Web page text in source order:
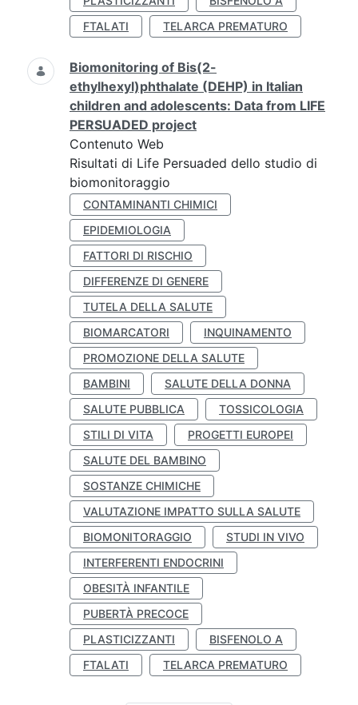
FTALATI
TELARCA PREMATURO
Biomonitoring of Bis(2-
ethylhexyl)phthalate (DEHP) in Italian
children and adolescents: Data from LIFE
PERSUADED project
Contenuto Web
Risultati di Life Persuaded dello studio di
biomonitoraggio
CONTAMINANTI CHIMICI
EPIDEMIOLOGIA
FATTORI DI RISCHIO
DIFFERENZE DI GENERE
TUTELA DELLA SALUTE
BIOMARCATORI
INQUINAMENTO
PROMOZIONE DELLA SALUTE
BAMBINI
SALUTE DELLA DONNA
SALUTE PUBBLICA
TOSSICOLOGIA
STILI DI VITA
PROGETTI EUROPEI
SALUTE DEL BAMBINO
SOSTANZE CHIMICHE
VALUTAZIONE IMPATTO SULLA SALUTE
BIOMONITORAGGIO
STUDI IN VIVO
INTERFERENTI ENDOCRINI
OBESITÀ INFANTILE
PUBERTÀ PRECOCE
PLASTICIZZANTI
BISFENOLO A
FTALATI
TELARCA PREMATURO